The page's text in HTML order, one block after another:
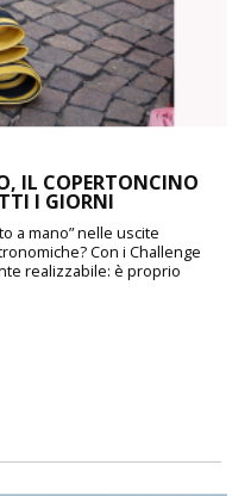
IL COPERTONCINO
I GIORNI
a mano” nelle uscite
Con i Challenge
realizzabile: è proprio